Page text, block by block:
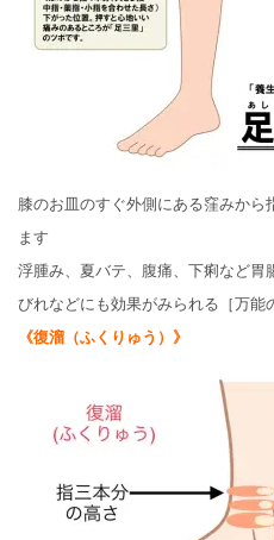
膝のお皿のすぐ外側にある窪みから
ます
浮腫み、夏バテ、腹痛、下痢など胃
びれなどにも効果がみられる［万能
《復溜（ふくりゅう）》